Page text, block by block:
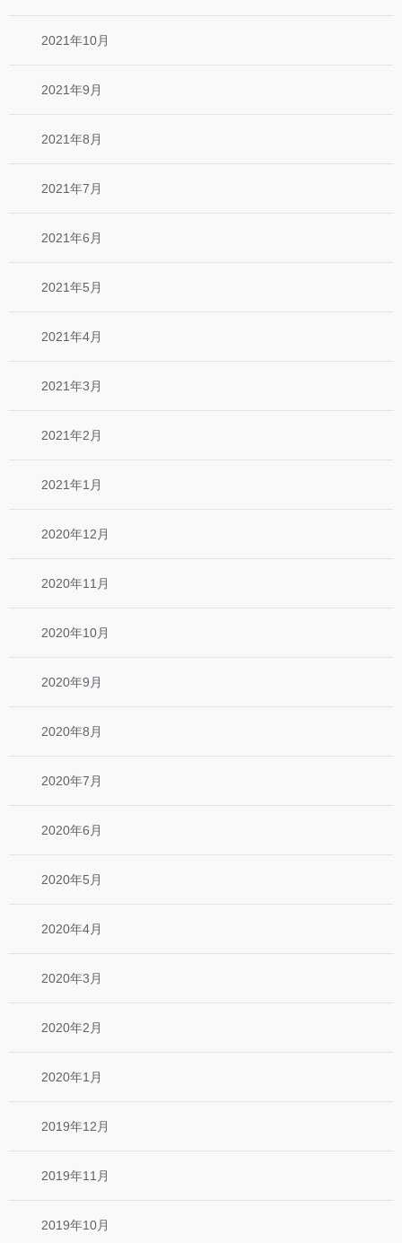
2021年10月
2021年9月
2021年8月
2021年7月
2021年6月
2021年5月
2021年4月
2021年3月
2021年2月
2021年1月
2020年12月
2020年11月
2020年10月
2020年9月
2020年8月
2020年7月
2020年6月
2020年5月
2020年4月
2020年3月
2020年2月
2020年1月
2019年12月
2019年11月
2019年10月